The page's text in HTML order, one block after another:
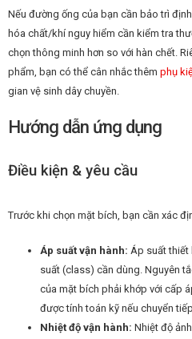
Nếu đường ống của bạn cần bảo trì
hóa chất/khí nguy hiểm cần kiểm tra
chọn thông minh hơn so với hàn chết.
phẩm, bạn có thể cân nhắc thêm phụ
gian vệ sinh dây chuyền.
Hướng dẫn ứng dụng
Điều kiện & yêu cầu
Trước khi chọn mặt bích, bạn cần xác
Áp suất vận hành: Áp suất thiết
suất (class) cần dùng. Nguyên
của mặt bích phải khớp với cấp
được tính toán kỹ nếu chuyển
Nhiệt độ vận hành: Nhiệt độ